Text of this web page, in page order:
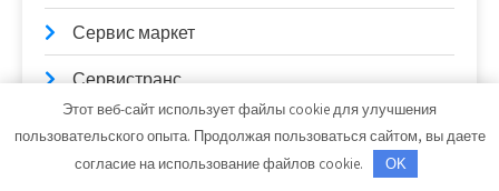
Сервис маркет
Сервистранс
Сибирское Здоровье, баня
Сказка, клуб отдыха
Этот веб-сайт использует файлы cookie для улучшения
пользовательского опыта. Продолжая пользоваться сайтом, вы даете
согласие на использование файлов cookie.
OK